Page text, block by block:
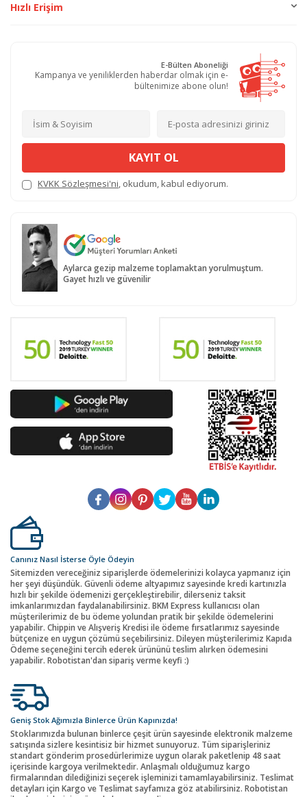
Hızlı Erişim
E-Bülten Aboneliği
Kampanya ve yeniliklerden haberdar olmak için e-
bültenimize abone olun!
KAYIT OL
KVKK Sözleşmesi'ni, okudum, kabul ediyorum.
Aylarca gezip malzeme toplamaktan yorulmuştum.
Gayet hızlı ve güvenilir
Canınız Nasıl İsterse Öyle Ödeyin
Sitemizden vereceğiniz siparişlerde ödemelerinizi kolayca yapmanız için
her şeyi düşündük. Güvenli ödeme altyapımız sayesinde kredi kartınızla
hızlı bir şekilde ödemenizi gerçekleştirebilir, dilerseniz taksit
imkanlarımızdan faydalanabilirsiniz. BKM Express kullanıcısı olan
müşterilerimiz de bu ödeme yolundan pratik bir şekilde ödemelerini
yapabilir. Chippin ve Alışveriş Kredisi ile ödeme fırsatlarımız sayesinde
bütçenize en uygun çözümü seçebilirsiniz. Dileyen müşterilerimiz Kapıda
Ödeme seçeneğini tercih ederek ürününü teslim alırken ödemesini
yapabilir. Robotistan'dan sipariş verme keyfi :)
Geniş Stok Ağımızla Binlerce Ürün Kapınızda!
Stoklarımızda bulunan binlerce çeşit ürün sayesinde elektronik malzeme
satışında sizlere kesintisiz bir hizmet sunuyoruz. Tüm siparişleriniz
standart gönderim prosedürlerimize uygun olarak paketlenip 48 saat
içerisinde kargoya verilmektedir. Anlaşmalı olduğumuz kargo
firmalarından dilediğinizi seçerek işleminizi tamamlayabilirsiniz. Teslimat
detayları için Kargo ve Teslimat sayfamıza göz atabilirsiniz. Robotistan